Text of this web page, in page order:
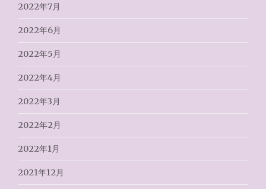
2022年7月
2022年6月
2022年5月
2022年4月
2022年3月
2022年2月
2022年1月
2021年12月